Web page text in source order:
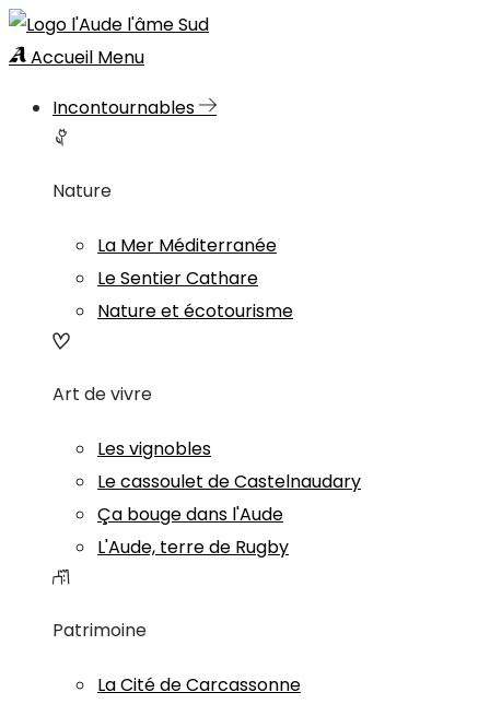
Accueil Menu
Incontournables
Nature
La Mer Méditerranée
Le Sentier Cathare
Nature et écotourisme
Art de vivre
Les vignobles
Le cassoulet de Castelnaudary
Ça bouge dans l'Aude
L'Aude, terre de Rugby
Patrimoine
La Cité de Carcassonne